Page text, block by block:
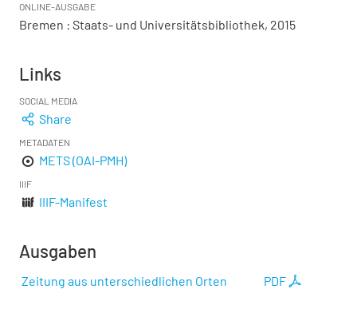
ONLINE-AUSGABE
Bremen : Staats- und Universitätsbibliothek, 2015
Links
SOCIAL MEDIA
Share
METADATEN
METS (OAI-PMH)
IIIF
IIIF-Manifest
Ausgaben
PDF
Zeitung aus unterschiedlichen Orten